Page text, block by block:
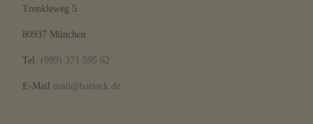
Trenkleweg 5
80937 München
Tel. (089) 371 595 62
E-Mail mail@harteck.de